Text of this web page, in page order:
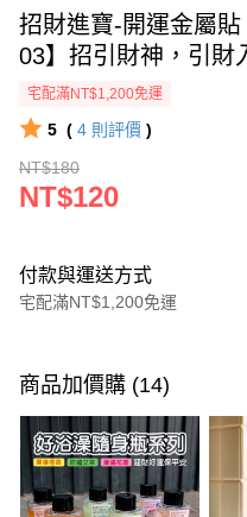
招財進寶-開運金屬
03】招引財神，引財
宅配滿NT$1,200免運
5 ( 4 則評價 )
NT$180
NT$120
付款與運送方式
宅配滿NT$1,200免運
信用卡一次付款
信用卡分期付款
3 期 0 利率 每期NT$40
合作金庫商業銀行
6 期 0 利率 每期NT$20
商品加價購 (14)